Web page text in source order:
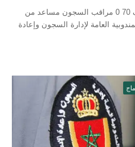
لائحة المدعوين لإجراء مباراة توظيف 70 0 مراقب السجون مساعد من
الثانية بإدارة السجون 2025 المندوبية العامة لإدارة السجون وإعادة